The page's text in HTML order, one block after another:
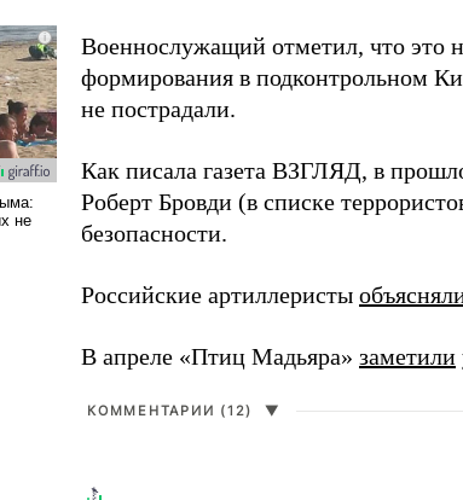
Военнослужащий отметил, что это
формирования в подконтрольном
не пострадали.
Как писала газета ВЗГЛЯД, в
Роберт Бровди (в списке
безопасности.
Российские артиллеристы
В апреле «Птиц Мадьяра» заметили
КОММЕНТАРИИ (12) ▼